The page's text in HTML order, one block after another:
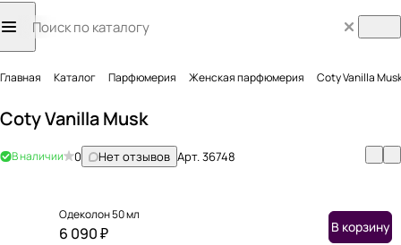
Главная Каталог Парфюмерия Женская парфюмерия Coty Vanilla
Coty Vanilla Musk
В наличии 0 Нет отзывов Арт.36748
Одеколон 50 мл
6 090 ₽ В корзину